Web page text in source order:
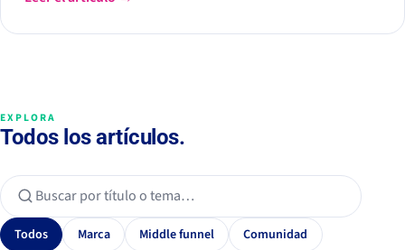
EXPLORA
Todos los artículos.
Todos Marca Middle funnel
Comunidad